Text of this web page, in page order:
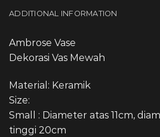
ADDITIONAL INFORMATION
Ambrose Vase
Dekorasi Vas Mewah
Material: Keramik
Size:
Small : Diameter atas 11cm,
tinggi 20cm